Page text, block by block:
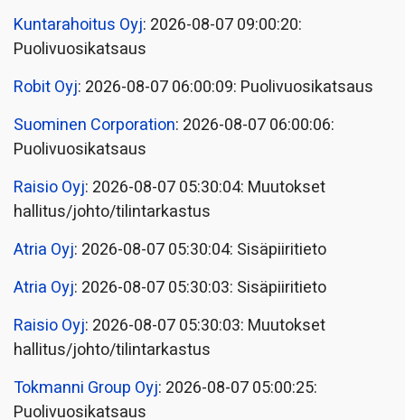
Kuntarahoitus Oyj: 2026-08-07 09:00:20:
Puolivuosikatsaus
Robit Oyj: 2026-08-07 06:00:09: Puolivuosikatsaus
Suominen Corporation: 2026-08-07 06:00:06:
Puolivuosikatsaus
Raisio Oyj: 2026-08-07 05:30:04: Muutokset
hallitus/johto/tilintarkastus
Atria Oyj: 2026-08-07 05:30:04: Sisäpiiritieto
Atria Oyj: 2026-08-07 05:30:03: Sisäpiiritieto
Raisio Oyj: 2026-08-07 05:30:03: Muutokset
hallitus/johto/tilintarkastus
Tokmanni Group Oyj: 2026-08-07 05:00:25:
Puolivuosikatsaus